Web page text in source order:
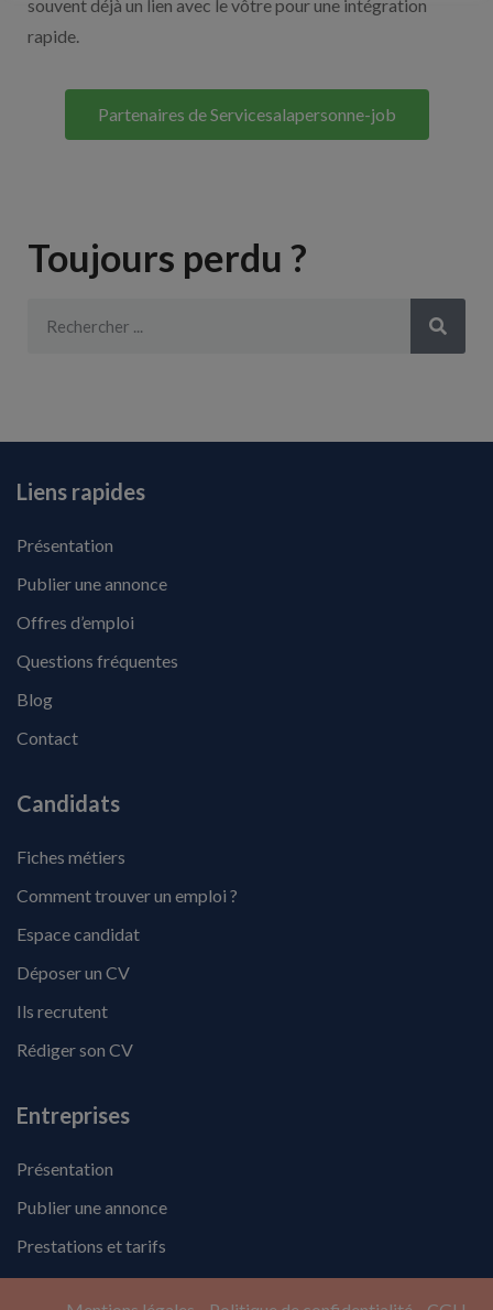
souvent déjà un lien avec le vôtre pour une intégration
rapide.
Partenaires de Servicesalapersonne-job
Toujours perdu ?
Liens rapides
Présentation
Publier une annonce
Offres d’emploi
Questions fréquentes
Blog
Contact
Candidats
Fiches métiers
Comment trouver un emploi ?
Espace candidat
Déposer un CV
Ils recrutent
Rédiger son CV
Entreprises
Présentation
Publier une annonce
Prestations et tarifs